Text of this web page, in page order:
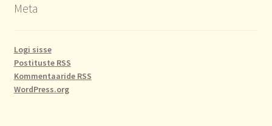
Meta
Logi sisse
Postituste RSS
Kommentaaride RSS
WordPress.org